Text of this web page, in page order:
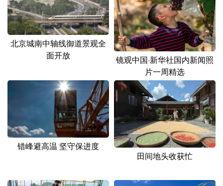
辽宁 吉林 上海 江苏
浙江 安徽 福建 江西
山东 河南 湖北 湖南
重庆
贵州 云南 西藏
甘肃 青海 宁夏
新疆 内蒙古 黑龙江
北京城南中轴线御道景观全
面开放
镜观中国·新华社国内新闻照
片一周精选
错峰避高温 坚守保进度
田间地头收获忙